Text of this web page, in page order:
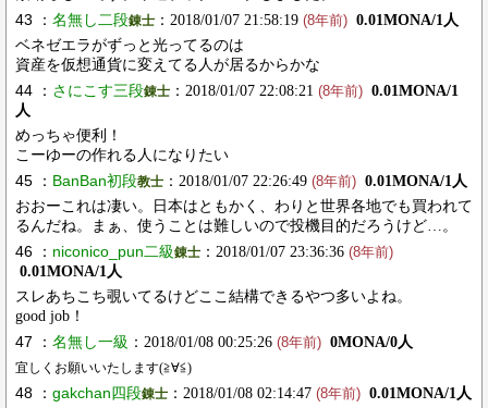
43 ： 名無し二段錬士 ：2018/01/07 21:58:19 (8年前) 0.01MONA/1人
ベネゼエラがずっと光ってるのは
資産を仮想通貨に変えてる人が居るからかな
44 ： さにこす三段錬士 ：2018/01/07 22:08:21 (8年前) 0.01MONA/1
人
めっちゃ便利！
こーゆーの作れる人になりたい
45 ： BanBan初段教士 ：2018/01/07 22:26:49 (8年前) 0.01MONA/1人
おおーこれは凄い。日本はともかく、わりと世界各地でも買われて
るんだね。まぁ、使うことは難しいので投機目的だろうけど…。
46 ： niconico_pun二級錬士 ：2018/01/07 23:36:36 (8年前)
0.01MONA/1人
スレあちこち覗いてるけどここ結構できるやつ多いよね。
good job！
47 ： 名無し一級 ：2018/01/08 00:25:26 (8年前) 0MONA/0人
宜しくお願いいたします(≧∀≦)
48 ： gakchan四段錬士 ：2018/01/08 02:14:47 (8年前) 0.01MONA/1人